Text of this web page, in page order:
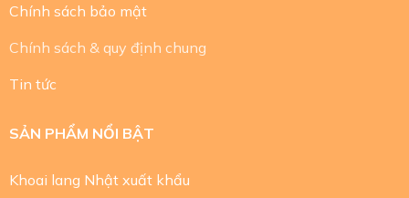
Chính sách bảo mật
Chính sách & quy định chung
Tin tức
SẢN PHẨM NỔI BẬT
Khoai lang Nhật xuất khẩu